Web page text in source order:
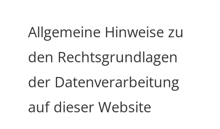
Allgemeine Hinweise zu
den Rechtsgrundlagen
der Datenverarbeitung
auf dieser Website